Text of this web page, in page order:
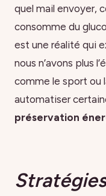
quel mail envoyer,
consomme du
est une réalité qui
nous n’avons plus
comme le sport ou
automatiser
préservation